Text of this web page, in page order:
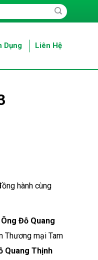
Dụng Liên Hệ
hành cùng
Đỗ Quang
Thương mại Tam
Quang Thịnh